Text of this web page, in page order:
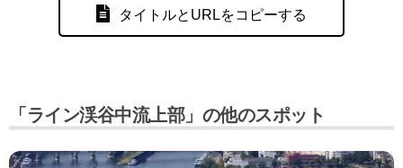
タイトルとURLをコピーする
「ライン渓谷中流上部」の他のスポット